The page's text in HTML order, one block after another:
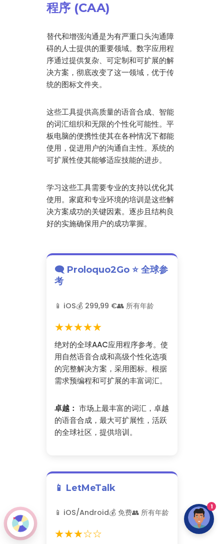
程序 (CAA)
替代和增强沟通是为有严重口头沟通障
碍的人士提供的重要领域。数字应用程
序通过提供复杂、可定制和可扩展的解
决方案，彻底改变了这一领域，优于传
统的图标文件夹。
这些工具提供高质量的语音合成、智能
的词汇组织和无限的个性化可能性。平
板电脑的便携性使其在各种情况下都能
使用，促进用户的沟通自主性。系统的
可扩展性使其能够适应技能的进步。
学习这些工具需要专业的支持以优化其
使用。家庭和专业环境的培训是这些解
决方案成功的关键因素。逐步且结构良
好的实施确保用户的成功掌握。
🗨️ Proloquo2Go ⭐ 全球参
考
📱 iOS💰 299,99 €👥 所有年龄
★★★★★
绝对的全球AAC应用程序参考。使
用自然语音合成和高级个性化选项
的完整解决方案，采用图标。根据
需求预编程和可扩展的丰富词汇。
卓越： 市场上最丰富的词汇，卓越
的语音合成，最大可扩展性，活跃
的全球社区，提供培训。
📱 LetMeTalk
📱 iOS/Android💰 免费👥 所有年龄
★★★☆☆
1